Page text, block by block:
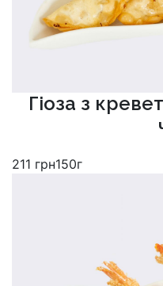
Гіоза з
211 грн150г